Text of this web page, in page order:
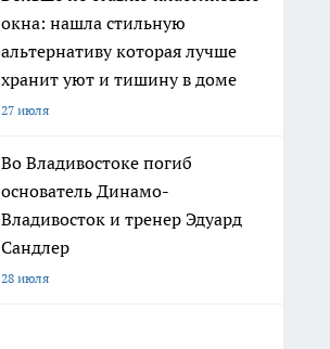
окна: нашла стильную
альтернативу которая лучше
хранит уют и тишину в доме
27 июля
Во Владивостоке погиб
основатель Динамо-
Владивосток и тренер Эдуард
Сандлер
28 июля